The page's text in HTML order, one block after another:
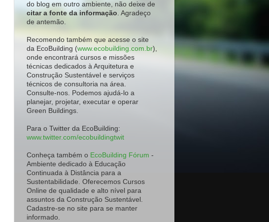
do blog em outro ambiente, não deixe de
citar a fonte da informação. Agradeço
de antemão.
Recomendo também que acesse o site
da EcoBuilding (www.ecobuilding.com.br),
onde encontrará cursos e missões
técnicas dedicados à Arquitetura e
Construção Sustentável e serviços
técnicos de consultoria na área.
Consulte-nos. Podemos ajudá-lo a
planejar, projetar, executar e operar
Green Buildings.
Para o Twitter da EcoBuilding:
www.twitter.com/ecobuildingtwit
Conheça também o EcoBuilding Fórum -
Ambiente dedicado à Educação
Continuada à Distância para a
Sustentabilidade. Oferecemos Cursos
Online de qualidade e alto nível para
assuntos da Construção Sustentável.
Cadastre-se no site para se manter
informado.